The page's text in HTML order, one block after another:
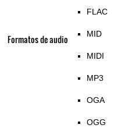
Formatos de audio
FLAC
MID
MIDI
MP3
OGA
OGG